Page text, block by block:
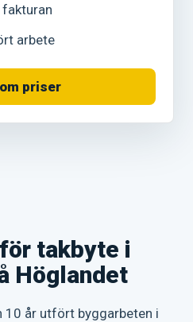
fakturan
arbete
priser
takbyte i
Höglandet
10 år utfört byggarbeten i